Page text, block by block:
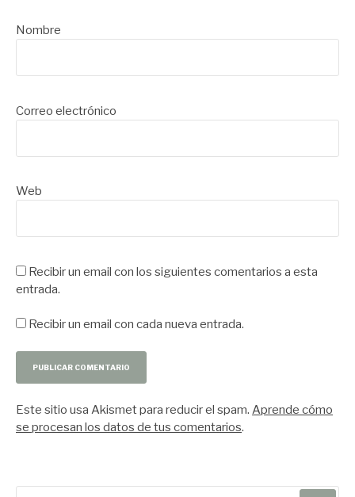
Nombre
Correo electrónico
Web
Recibir un email con los siguientes comentarios a esta
entrada.
Recibir un email con cada nueva entrada.
Este sitio usa Akismet para reducir el spam. Aprende cómo
se procesan los datos de tus comentarios.